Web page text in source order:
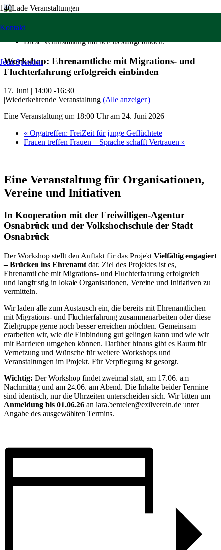
Kontakt
Jetzt Spenden
« Alle Veranstaltungen
Diese Veranstaltung hat bereits stattgefunden.
Workshop: Ehrenamtliche mit Migrations- und
Fluchterfahrung erfolgreich einbinden
17. Juni | 14:00 -16:30
|Wiederkehrende Veranstaltung (Alle anzeigen)
Eine Veranstaltung um 18:00 Uhr am 24. Juni 2026
« Orgatreffen: FreiZeit für junge Geflüchtete
Frauen treffen Frauen – Sprache schafft Vertrauen »
Eine Veranstaltung für Organisationen,
Vereine und Initiativen
In Kooperation mit der Freiwilligen-Agentur
Osnabrück und der Volkshochschule der Stadt
Osnabrück
Der Workshop stellt den Auftakt für das Projekt Vielfältig engagiert
– Brücken ins Ehrenamt dar. Ziel des Projektes ist es,
Ehrenamtliche mit Migrations- und Fluchterfahrung erfolgreich
und langfristig in lokale Organisationen, Vereine und Initiativen zu
vermitteln.
Wir laden alle zum Austausch ein, die bereits mit Ehrenamtlichen
mit Migrations- und Fluchterfahrung zusammenarbeiten oder diese
Zielgruppe gerne noch besser erreichen möchten. Gemeinsam
erarbeiten wir, wie die Einbindung gut gelingen kann und wie wir
mit Barrieren umgehen können. Darüber hinaus gibt es Raum für
Vernetzung und Wünsche für weitere Workshops und
Veranstaltungen im Projekt. Für Verpflegung ist gesorgt.
Wichtig: Der Workshop findet zweimal statt, am 17.06. am
Nachmittag und am 24.06. am Abend. Die Inhalte beider Termine
sind identisch, nur die Uhrzeiten unterscheiden sich. Wir bitten um
Anmeldung bis 01.06.26 an lara.benteler@exilverein.de unter
Angabe des ausgewählten Termins.